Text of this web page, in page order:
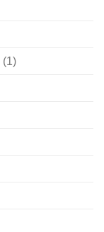
(1)